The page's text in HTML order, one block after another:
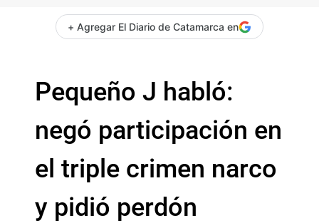
+ Agregar El Diario de Catamarca en
Pequeño J habló:
negó participación en
el triple crimen narco
y pidió perdón